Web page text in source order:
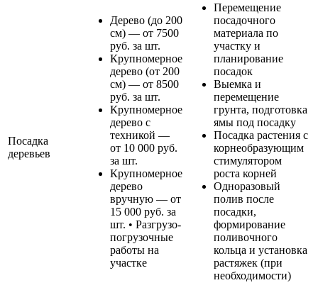
Посадка
деревьев
Дерево (до 200
см) — от 7500
руб. за шт.
Крупномерное
дерево (от 200
см) — от 8500
руб. за шт.
Крупномерное
дерево с
техникой —
от 10 000 руб.
за шт.
Крупномерное
дерево
вручную — от
15 000 руб. за
шт. • Разгрузо-
погрузочные
работы на
участке
Перемещение
посадочного
материала по
участку и
планирование
посадок
Выемка и
перемещение
грунта, подготовка
ямы под посадку
Посадка растения с
корнеобразующим
стимулятором
роста корней
Одноразовый
полив после
посадки,
формирование
поливочного
кольца и установка
растяжек (при
необходимости)